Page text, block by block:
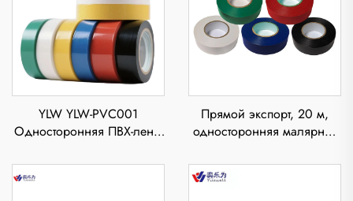
YLW YLW-PVC001
Односторонняя ПВХ-лента
водонепроницаемая,
термостойкая, толщиной
Прямой экспорт, 20 м,
односторонняя малярная
термоплавкий клей,
термостойкий, для